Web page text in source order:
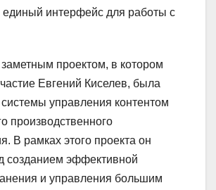
единый интерфейс для работы с
проектом, в котором
Евгений Киселев, была
системы управления контентом
производственного
В рамках этого проекта он
созданием эффективной
и управления большим